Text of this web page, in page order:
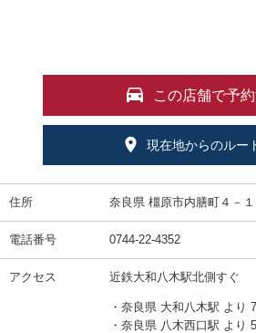
この店舗で予
現在地からのルー
住所 奈良県 橿原市内膳町４－１
電話番号 0744-22-4352
アクセス 近鉄大和八木駅北側すぐ
・奈良県 大和八木駅 より
・奈良県 八木西口駅 より